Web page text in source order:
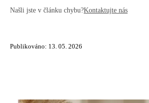
Našli jste v článku chybu?Kontaktujte nás
Publikováno: 13. 05. 2026